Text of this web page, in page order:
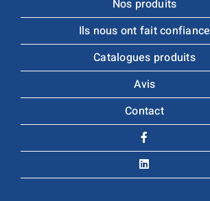
Nos produits
Ils nous ont fait confiance
Catalogues produits
Avis
Contact